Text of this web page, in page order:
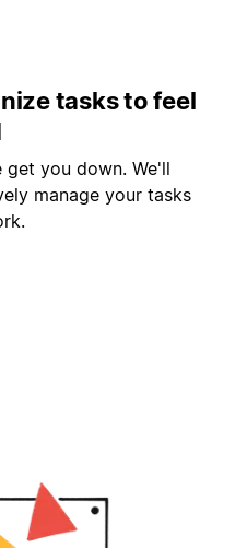
tasks to feel
get you down. We'll
manage your tasks